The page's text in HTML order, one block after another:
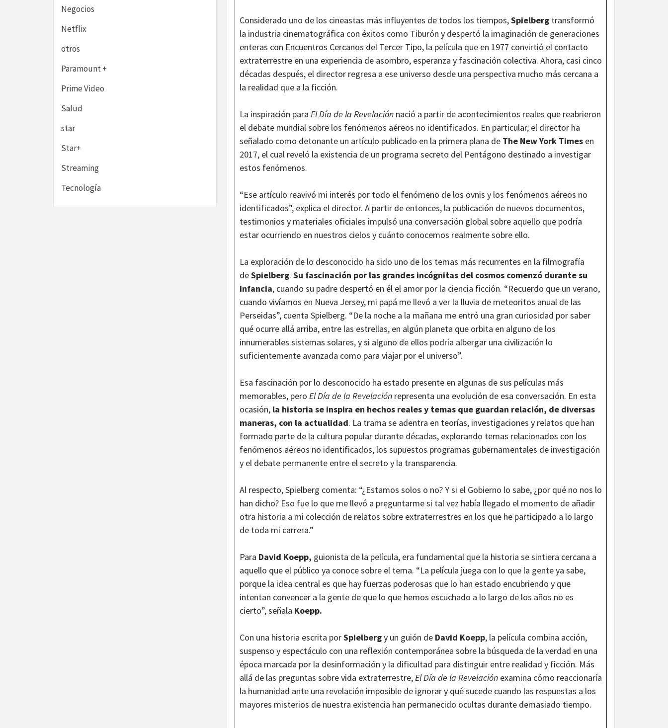
Considerado uno de los cineastas más influyentes de todos los tiempos,Spielberg transformó
la industria cinematográfica con éxitos como Tiburón y despertó la imaginación de generaciones
enteras con Encuentros Cercanos del Tercer Tipo, la película que en 1977 convirtió el contacto
extraterrestre en una experiencia de asombro, esperanza y fascinación colectiva. Ahora, casi cinco
décadas después, el director regresa a ese universo desde una perspectiva mucho más cercana a
la realidad que a la ficción.
La inspiración para El Día de la Revelación nació a partir de acontecimientos reales que reabrieron
el debate mundial sobre los fenómenos aéreos no identificados. En particular, el director ha
señalado como detonante un artículo publicado en la primera plana de The New York Times en
2017, el cual reveló la existencia de un programa secreto del Pentágono destinado a investigar
estos fenómenos.
“Ese artículo reavivó mi interés por todo el fenómeno de los ovnis y los fenómenos aéreos no
identificados”, explica el director. A partir de entonces, la publicación de nuevos documentos,
testimonios y materiales oficiales impulsó una conversación global sobre aquello que podría
estar ocurriendo en nuestros cielos y cuánto conocemos realmente sobre ello.
La exploración de lo desconocido ha sido uno de los temas más recurrentes en la filmografía
deSpielberg. Su fascinación por las grandes incógnitas del cosmos comenzó durante su
infancia, cuando su padre despertó en él el amor por la ciencia ficción. “Recuerdo que un verano,
cuando vivíamos en Nueva Jersey, mi papá me llevó a ver la lluvia de meteoritos anual de las
Perseidas”, cuenta Spielberg. “De la noche a la mañana me entró una gran curiosidad por saber
qué ocurre allá arriba, entre las estrellas, en algún planeta que orbita en alguno de los
innumerables sistemas solares, y si alguno de ellos podría albergar una civilización lo
suficientemente avanzada como para viajar por el universo”.
Esa fascinación por lo desconocido ha estado presente en algunas de sus películas más
memorables, pero El Día de la Revelación representa una evolución de esa conversación. En esta
ocasión, la historia se inspira en hechos reales y temas que guardan relación, de diversas
maneras, con la actualidad. La trama se adentra en teorías, investigaciones y relatos que han
formado parte de la cultura popular durante décadas, explorando temas relacionados con los
fenómenos aéreos no identificados, los supuestos programas gubernamentales de investigación
y el debate permanente entre el secreto y la transparencia.
Al respecto, Spielberg comenta: “¿Estamos solos o no? Y si el Gobierno lo sabe, ¿por qué no nos lo
han dicho? Eso fue lo que me llevó a preguntarme si tal vez había llegado el momento de añadir
otra historia a mi colección de relatos sobre extraterrestres en los que he participado a lo largo
de toda mi carrera.”
Para David Koepp, guionista de la película, era fundamental que la historia se sintiera cercana a
aquello que el público ya conoce sobre el tema. “La película juega con lo que la gente ya sabe,
porque la idea central es que hay fuerzas poderosas que lo han estado encubriendo y que
intentan convencer a la gente de que lo que hemos escuchado a lo largo de los años no es
cierto”, señala Koepp.
Con una historia escrita porSpielbergy un guión de David Koepp, la película combina acción,
suspenso y espectáculo con una reflexión contemporánea sobre la búsqueda de la verdad en una
época marcada por la desinformación y la dificultad para distinguir entre realidad y ficción. Más
allá de las preguntas sobre vida extraterrestre,El Día de la Revelación examina cómo reaccionaría
la humanidad ante una revelación imposible de ignorar y qué sucede cuando las respuestas a los
mayores misterios de nuestra existencia han permanecido ocultas durante demasiado tiempo.
Negocios
Netflix
otros
Paramount +
Prime Video
Salud
star
Star+
Streaming
Tecnología